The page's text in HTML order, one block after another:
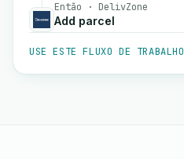
Então · DelivZone
Add parcel
USE ESTE FLUXO DE TRABALHO